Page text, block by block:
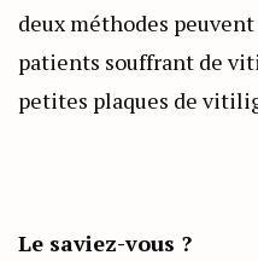
deux méthodes
patients souffrant de
petites plaques de
Le saviez-vous ?